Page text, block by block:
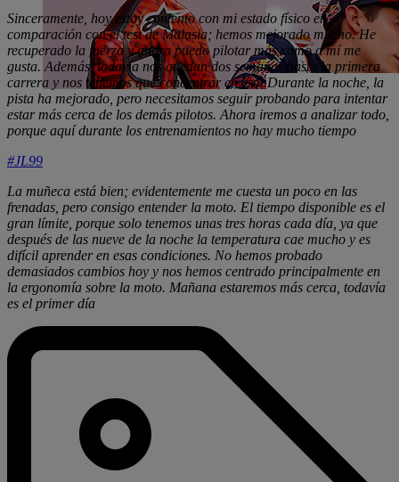
Sinceramente, hoy estoy contento con mi estado físico en
comparación con el test de Malasia; hemos mejorado mucho. He
recuperado la fuerza y ahora puedo pilotar más como a mí me
gusta. Además, todavía nos quedan dos semanas hasta la primera
carrera y nos tenemos que concentrar en eso. Durante la noche, la
pista ha mejorado, pero necesitamos seguir probando para intentar
estar más cerca de los demás pilotos. Ahora iremos a analizar todo,
porque aquí durante los entrenamientos no hay mucho tiempo
#JL99
La muñeca está bien; evidentemente me cuesta un poco en las
frenadas, pero consigo entender la moto. El tiempo disponible es el
gran límite, porque solo tenemos unas tres horas cada día, ya que
después de las nueve de la noche la temperatura cae mucho y es
difícil aprender en esas condiciones. No hemos probado
demasiados cambios hoy y nos hemos centrado principalmente en
la ergonomía sobre la moto. Mañana estaremos más cerca, todavía
es el primer día